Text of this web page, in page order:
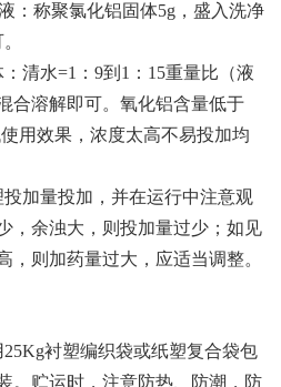
：称聚氯化铝固体5g ，盛入洗净
：清水=1 ： 9到 1 ： 15重量比（液
合溶解即可。氧化铝含量低于
用效果，浓度太高不易投加均
投加量投加，并在运行中注意观
，余浊大，则投加量过少；如见
，则加药量过大，应适当调整。
25Kg衬塑编织袋或纸塑复合袋包
。贮运时，注意防热、防潮，防